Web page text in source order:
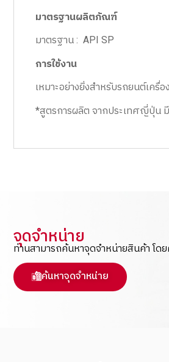
มาตรฐานผลิตภัณฑ์
มาตรฐาน : API SP
การใช้งาน
เหมาะอย่างยิ่งสำหรับรถยนต์เครื่
*สูตรการผลิต จากประเทศญี่ปุ่น มี
จุดจำหน่าย
ท่านสามารถค้นหาจุดจำหน่ายสินค้า โด
ค้นหาจุดจำหน่าย